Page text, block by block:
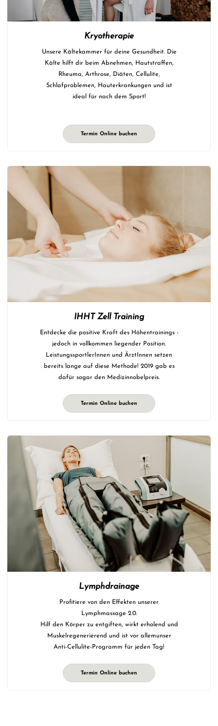
Kryotherapie
Unsere Kältekammer für deine Gesundheit. Die
Kälte hilft dir beim Abnehmen, Hautstraffen,
Rheuma, Arthrose, Diäten, Cellulite,
Schlafproblemen, Hauterkrankungen und ist
ideal für nach dem Sport!
Termin Online buchen
IHHT Zell Training
Entdecke die positive Kraft des Höhentrainings -
jedoch in vollkommen liegender Position.
LeistungssportlerInnen und ÄrztInnen setzen
bereits lange auf diese Methode! 2019 gab es
dafür sogar den Medizinnobelpreis.
Termin Online buchen
Lymphdrainage
Profitiere von den Effekten unserer
Lymphmassage 2.0.
Hilf den Körper zu entgiften, wirkt erholend und
Muskelregenerierend und ist vor allemunser
Anti-Cellulite-Programm für jeden Tag!
Termin Online buchen